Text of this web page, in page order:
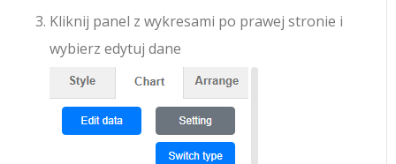
Kliknij panel z wykresami po prawej stronie i
wybierz edytuj dane